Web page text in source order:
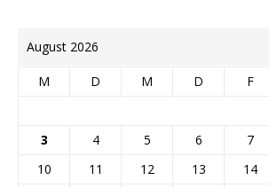
August 2026
M D M D F
3
4 5 6 7
10
11 12 13 14